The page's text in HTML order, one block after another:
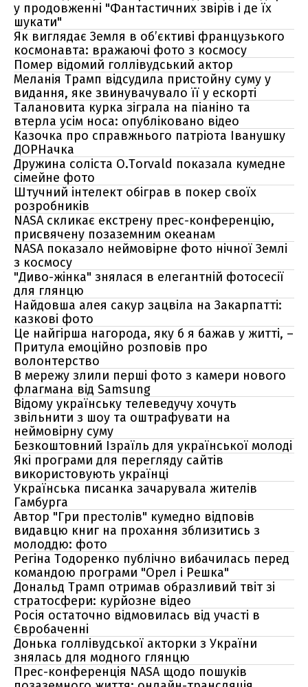
у продовженні "Фантастичних звірів і де їх
шукати"
Як виглядає Земля в об’єктиві французького
космонавта: вражаючі фото з космосу
Помер відомий голлівудський актор
Меланія Трамп відсудила пристойну суму у
видання, яке звинувачувало її у ескорті
Талановита курка зіграла на піаніно та
втерла усім носа: опубліковано відео
Казочка про справжнього патріота Іванушку
ДОРНачка
Дружина соліста O.Torvald показала кумедне
сімейне фото
Штучний інтелект обіграв в покер своїх
розробників
NASA скликає екстрену прес-конференцію,
присвячену позаземним океанам
NASA показало неймовірне фото нічної Землі
з космосу
"Диво-жінка" знялася в елегантній фотосесії
для глянцю
Найдовша алея сакур зацвіла на Закарпатті:
казкові фото
Це найгірша нагорода, яку б я бажав у житті, –
Притула емоційно розповів про
волонтерство
В мережу злили перші фото з камери нового
флагмана від Samsung
Відому українську телеведучу хочуть
звільнити з шоу та оштрафувати на
неймовірну суму
Безкоштовний Ізраїль для української молоді
Які програми для перегляду сайтів
використовують українці
Українська писанка зачарувала жителів
Гамбурга
Автор "Гри престолів" кумедно відповів
видавцю книг на прохання зблизитись з
молоддю: фото
Регіна Тодоренко публічно вибачилась перед
командою програми "Орел і Решка"
Дональд Трамп отримав образливий твіт зі
стратосфери: курйозне відео
Росія остаточно відмовилась від участі в
Євробаченні
Донька голлівудської акторки з України
знялась для модного глянцю
Прес-конференція NASA щодо пошуків